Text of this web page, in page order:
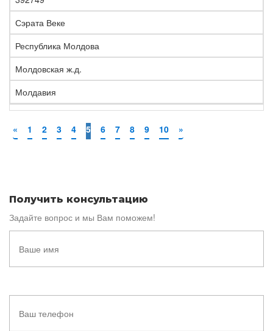
Сэрата Веке
Республика Молдова
Молдовская ж.д.
Молдавия
« 1 2 3 4 5 6 7 8 9 10 »
Получить консультацию
Задайте вопрос и мы Вам поможем!